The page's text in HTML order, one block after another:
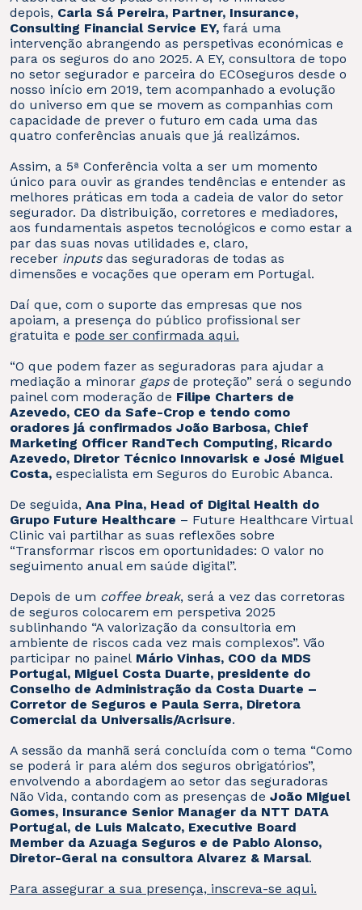
depois, Carla Sá Pereira, Partner, Insurance,
Consulting Financial Service EY,fará uma
intervenção abrangendo as perspetivas económicas e
para os seguros do ano 2025. A EY, consultora de topo
no setor segurador e parceira do ECOseguros desde o
nosso início em 2019, tem acompanhado a evolução
do universo em que se movem as companhias com
capacidade de prever o futuro em cada uma das
quatro conferências anuais que já realizámos.
Assim, a 5ª Conferência volta a ser um momento
único para ouvir as grandes tendências e entender as
melhores práticas em toda a cadeia de valor do setor
segurador. Da distribuição, corretores e mediadores,
aos fundamentais aspetos tecnológicos e como estar a
par das suas novas utilidades e, claro,
receber inputsdas seguradoras de todas as
dimensões e vocações que operam em Portugal.
Daí que, com o suporte das empresas que nos
apoiam, a presença do público profissional ser
gratuita e pode ser confirmada aqui.
“O que podem fazer as seguradoras para ajudar a
mediação a minorar gapsde proteção” será o segundo
painel com moderação de Filipe Charters de
Azevedo, CEO da Safe-Crop e tendo como
oradores já confirmados João Barbosa, Chief
Marketing Officer RandTech Computing, Ricardo
Azevedo, Diretor Técnico Innovarisk e José Miguel
Costa,especialista em Seguros do Eurobic Abanca.
De seguida, Ana Pina, Head of Digital Health do
Grupo Future Healthcare – Future Healthcare Virtual
Clinic vai partilhar as suas reflexões sobre
“Transformar riscos em oportunidades: O valor no
seguimento anual em saúde digital”.
Depois de um coffee break, será a vez das corretoras
de seguros colocarem em perspetiva 2025
sublinhando “A valorização da consultoria em
ambiente de riscos cada vez mais complexos”. Vão
participar no painel Mário Vinhas, COO da MDS
Portugal, Miguel Costa Duarte, presidente do
Conselho de Administração da Costa Duarte –
Corretor de Seguros e Paula Serra, Diretora
Comercial da Universalis/Acrisure.
A sessão da manhã será concluída com o tema “Como
se poderá ir para além dos seguros obrigatórios”,
envolvendo a abordagem ao setor das seguradoras
Não Vida, contando com as presenças de João Miguel
Gomes, Insurance Senior Manager da NTT DATA
Portugal, de Luis Malcato, Executive Board
Member da Azuaga Seguros e de Pablo Alonso,
Diretor-Geral na consultora Alvarez & Marsal.
Para assegurar a sua presença, inscreva-se aqui.